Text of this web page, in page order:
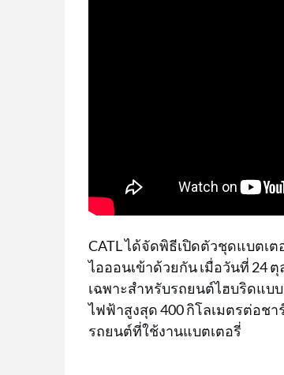
CATL ได้จัดพิธีเปิดตัวชุดแบตเต
ไอออนเข้าด้วยกัน เมื่อวันที่ 24
เฉพาะสำหรับรถยนต์ไฮบริดแบ
ไฟฟ้าสูงสุด 400 กิโลเมตรต่อช
รถยนต์ที่ใช้งานแบตเตอรี่